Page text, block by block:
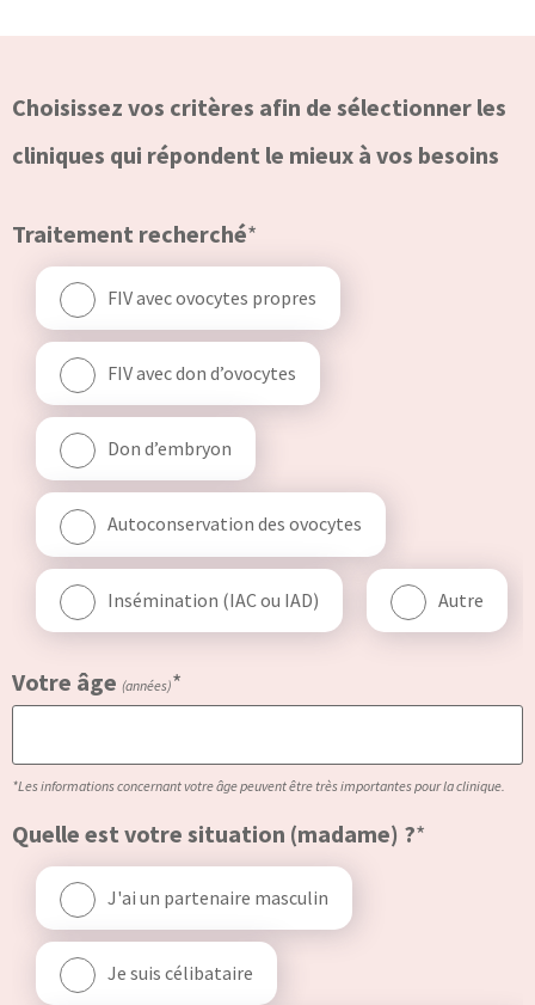
Choisissez vos critères afin de sélectionner les
cliniques qui répondent le mieux à vos besoins
Traitement recherché*
FIV avec ovocytes propres
FIV avec don d’ovocytes
Don d’embryon
Autoconservation des ovocytes
Insémination (IAC ou IAD) Autre
Votre âge (années)*
*Les informations concernant votre âge peuvent être très importantes pour la clinique.
Quelle est votre situation (madame) ?*
J'ai un partenaire masculin
Je suis célibataire